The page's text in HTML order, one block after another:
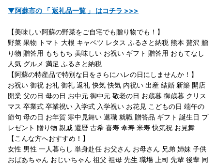
▼阿蘇市の 「 返礼品一覧 」 はコチラ >>>
【美味しい阿蘇の野菜をご自宅でも贈り物でも！】
野菜 果物 トマト 大根 キャベツ レタス ふるさと納税 熊本 贅沢 贈
り物 贈答用 もちもち 美味しい お祝い ギフト 贈答用 おもてなし
人気 グルメ 満足 ふるさと納税
【阿蘇の特産品で特別な日をさらにハレの日にしませんか！】
お祝い 御祝 お礼 御礼 返礼 快気 快気 内祝い 出産 結婚 新築 開店
開業 父の日 母の日 お中元 御中元 敬老の日 お歳暮 御歳暮 クリス
マス 卒業式 卒業祝い 入学式 入学祝い お花見 こどもの日 端午の
節句 母の日 お年賀 寒中見舞い 退職 就職 贈答品 ギフト 誕生日 プ
レゼント 贈り物 親戚 還暦 古希 喜寿 傘寿 米寿 快気祝 お見舞
【こんな方へおすすめ！】
女性 男性 一人暮らし 単身赴任 お父さん お母さん 兄弟 姉妹 子供
おばあちゃん おじいちゃん 祖父 祖母 先生 職場 上司 先輩 後輩 同